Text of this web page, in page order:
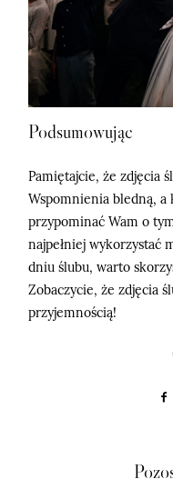
Podsumowując
Pamiętajcie, że zdjęcia
Wspomnienia bledną, a
przypominać Wam o
najpełniej wykorzystać
dniu ślubu, warto
Zobaczycie, że zdjęcia
przyjemnością!